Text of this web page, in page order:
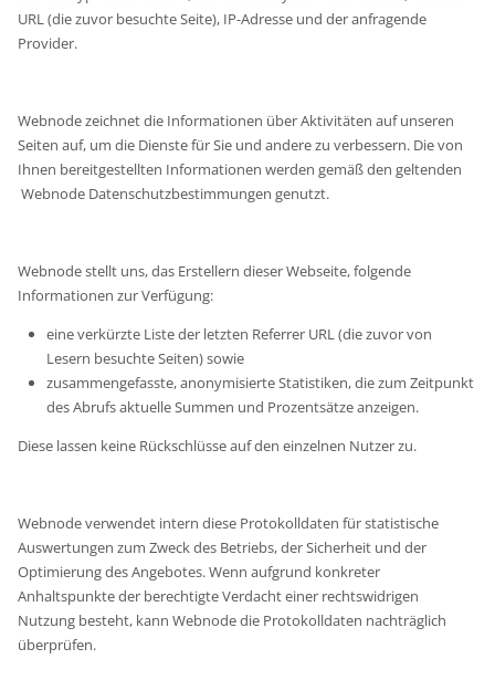
URL (die zuvor besuchte Seite), IP-Adresse und der anfragende
Provider.
Webnode zeichnet die Informationen über Aktivitäten auf unseren
Seiten auf, um die Dienste für Sie und andere zu verbessern. Die von
Ihnen bereitgestellten Informationen werden gemäß den geltenden
Webnode Datenschutzbestimmungen genutzt.
Webnode stellt uns, das Erstellern dieser Webseite, folgende
Informationen zur Verfügung:
eine verkürzte Liste der letzten Referrer URL (die zuvor von
Lesern besuchte Seiten) sowie
zusammengefasste, anonymisierte Statistiken, die zum Zeitpunkt
des Abrufs aktuelle Summen und Prozentsätze anzeigen.
Diese lassen keine Rückschlüsse auf den einzelnen Nutzer zu.
Webnode verwendet intern diese Protokolldaten für statistische
Auswertungen zum Zweck des Betriebs, der Sicherheit und der
Optimierung des Angebotes. Wenn aufgrund konkreter
Anhaltspunkte der berechtigte Verdacht einer rechtswidrigen
Nutzung besteht, kann Webnode die Protokolldaten nachträglich
überprüfen.